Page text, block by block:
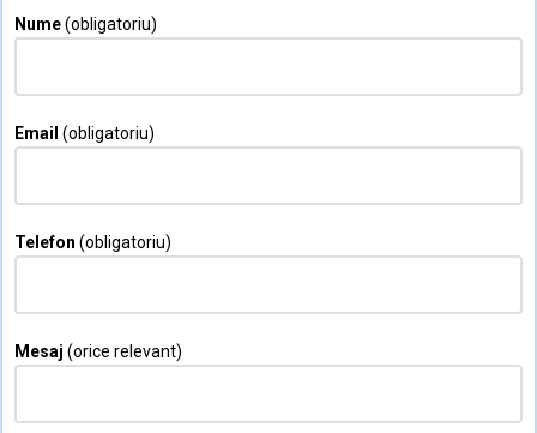
Nume(obligatoriu)
Email (obligatoriu)
Telefon (obligatoriu)
Mesaj (orice relevant)